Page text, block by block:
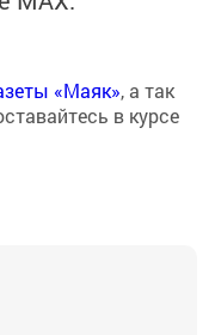
«Маяк», а так
в курсе